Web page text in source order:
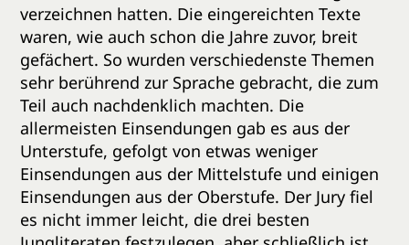
verzeichnen hatten. Die eingereichten Texte
waren, wie auch schon die Jahre zuvor, breit
gefächert. So wurden verschiedenste Themen
sehr berührend zur Sprache gebracht, die zum
Teil auch nachdenklich machten. Die
allermeisten Einsendungen gab es aus der
Unterstufe, gefolgt von etwas weniger
Einsendungen aus der Mittelstufe und einigen
Einsendungen aus der Oberstufe. Der Jury fiel
es nicht immer leicht, die drei besten